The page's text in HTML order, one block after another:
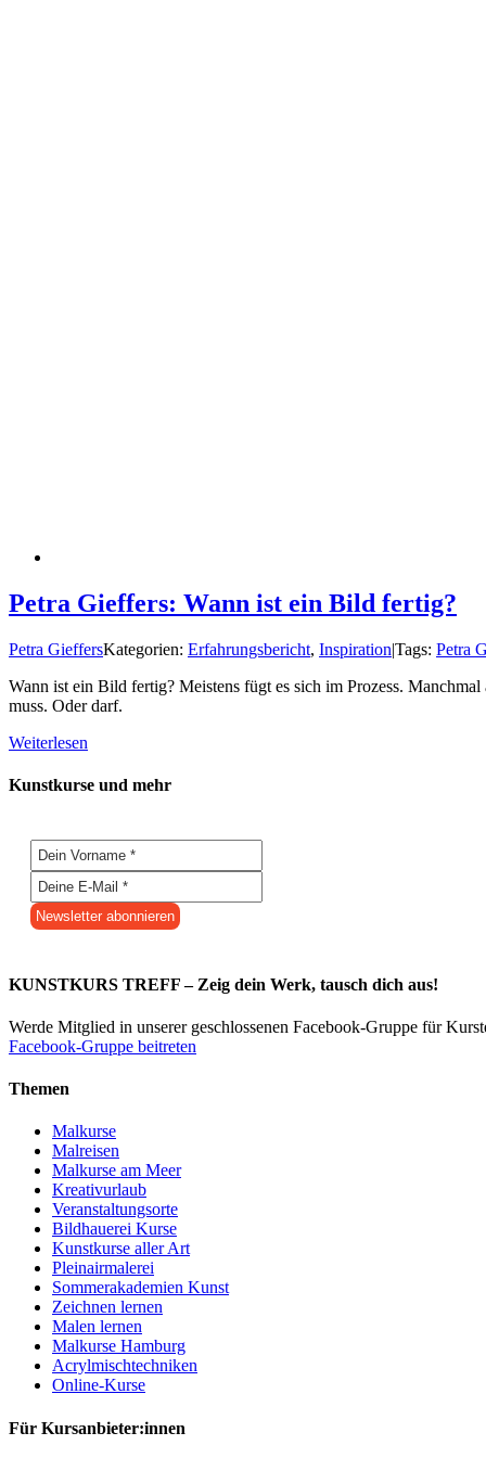
Petra Gieffers: Wann ist ein Bild fertig?
Petra GieffersKategorien: Erfahrungsbericht, Inspiration|Tags: Petra
Wann ist ein Bild fertig? Meistens fügt es sich im Prozess.
muss. Oder darf.
Weiterlesen
Kunstkurse und mehr
KUNSTKURS TREFF – Zeig dein Werk, tausch dich aus!
Werde Mitglied in unserer geschlossenen Facebook-Gruppe für
Facebook-Gruppe beitreten
Themen
Malkurse
Malreisen
Malkurse am Meer
Kreativurlaub
Veranstaltungsorte
Bildhauerei Kurse
Kunstkurse aller Art
Pleinairmalerei
Sommerakademien Kunst
Zeichnen lernen
Malen lernen
Malkurse Hamburg
Acrylmischtechniken
Online-Kurse
Für Kursanbieter:innen